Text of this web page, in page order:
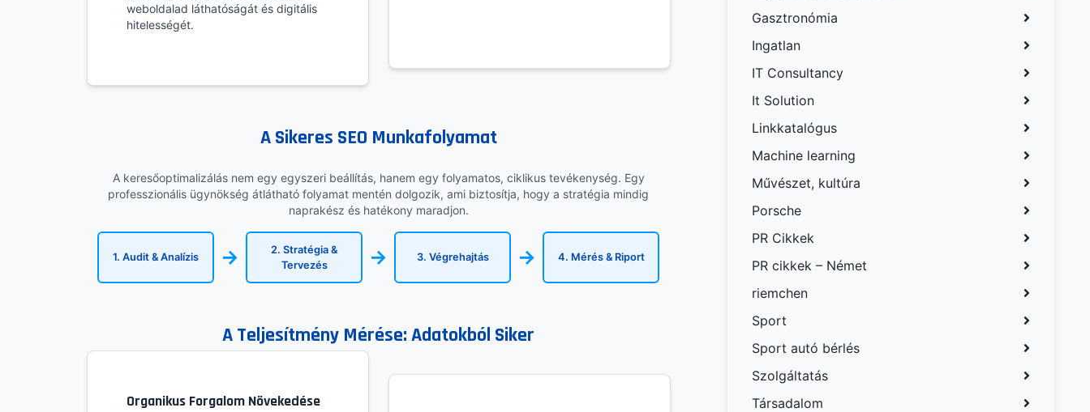
weboldalad láthatóságát és digitális
hitelességét.
A Sikeres SEO Munkafolyamat
A keresőoptimalizálás nem egy egyszeri beállítás, hanem egy folyamatos, ciklikus tevékenység. Egy
professzionális ügynökség átlátható folyamat mentén dolgozik, ami biztosítja, hogy a stratégia mindig
naprakész és hatékony maradjon.
1. Audit & Analízis →
2. Stratégia &
Tervezés
→ 3. Végrehajtás → 4. Mérés & Riport
A Teljesítmény Mérése: Adatokból Siker
Organikus Forgalom Növekedése
Gasztronómia
Ingatlan
IT Consultancy
It Solution
Linkkatalógus
Machine learning
Művészet, kultúra
Porsche
PR Cikkek
PR cikkek – Német
riemchen
Sport
Sport autó bérlés
Szolgáltatás
Társadalom